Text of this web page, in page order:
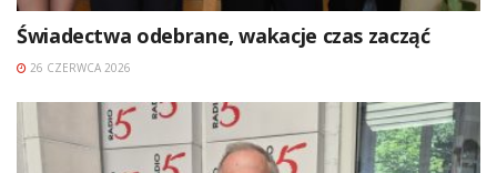
Świadectwa odebrane, wakacje czas zacząć
26 CZERWCA 2026